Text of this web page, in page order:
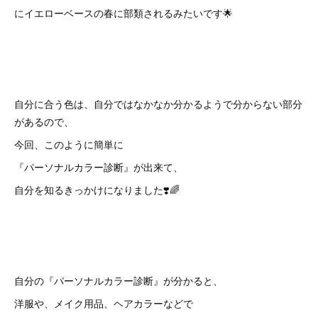
にイエローベースの春に部類されるみたいです🌟
自分に合う色は、自分ではなかなか分かるようで分からない部分
があるので、
今回、このように簡単に
『パーソナルカラー診断』が出来て、
自分を知るきっかけになりました❣️🌈
自分の『パーソナルカラー診断』が分かると、
洋服や、メイク用品、ヘアカラーなどで